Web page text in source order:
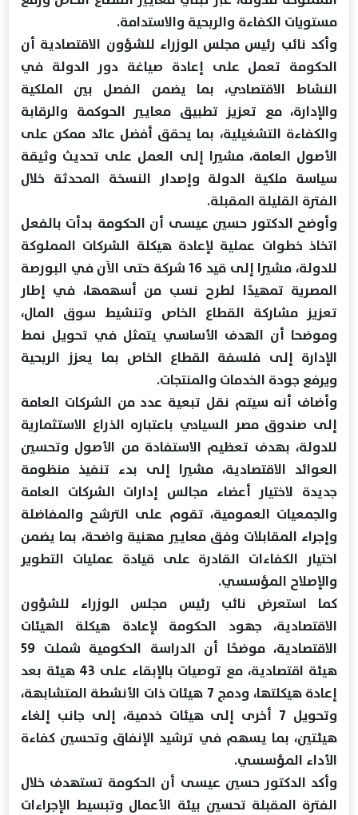
مستويات الكفاءة والربحية والاستدامة.
وأكد نائب رئيس مجلس الوزراء للشؤون الاقتصادية أن
الحكومة تعمل على إعادة صياغة دور الدولة في
النشاط الاقتصادي، بما يضمن الفصل بين الملكية
والإدارة، مع تعزيز تطبيق معايير الحوكمة والرقابة
والكفاءة التشغيلية، بما يحقق أفضل عائد ممكن على
الأصول العامة، مشيرا إلى العمل على تحديث وثيقة
سياسة ملكية الدولة وإصدار النسخة المحدثة خلال
الفترة القليلة المقبلة.
وأوضح الدكتور حسين عيسى أن الحكومة بدأت بالفعل
اتخاذ خطوات عملية لإعادة هيكلة الشركات المملوكة
للدولة، مشيرا إلى قيد 16 شركة حتى الآن في البورصة
المصرية تمهيدًا لطرح نسب من أسهمها، في إطار
تعزيز مشاركة القطاع الخاص وتنشيط سوق المال،
وموضحا أن الهدف الأساسي يتمثل في تحويل نمط
الإدارة إلى فلسفة القطاع الخاص بما يعزز الربحية
ويرفع جودة الخدمات والمنتجات.
وأضاف أنه سيتم نقل تبعية عدد من الشركات العامة
إلى صندوق مصر السيادي باعتباره الذراع الاستثمارية
للدولة، بهدف تعظيم الاستفادة من الأصول وتحسين
العوائد الاقتصادية، مشيرا إلى بدء تنفيذ منظومة
جديدة لاختيار أعضاء مجالس إدارات الشركات العامة
والجمعيات العمومية، تقوم على الترشح والمفاضلة
وإجراء المقابلات وفق معايير مهنية واضحة، بما يضمن
اختيار الكفاءات القادرة على قيادة عمليات التطوير
والإصلاح المؤسسي.
كما استعرض نائب رئيس مجلس الوزراء للشؤون
الاقتصادية، جهود الحكومة لإعادة هيكلة الهيئات
الاقتصادية، موضحًا أن الدراسة الحكومية شملت 59
هيئة اقتصادية، مع توصيات بالإبقاء على 43 هيئة بعد
إعادة هيكلتها، ودمج 7 هيئات ذات الأنشطة المتشابهة،
وتحويل 7 أخرى إلى هيئات خدمية، إلى جانب إلغاء
هيئتين، بما يسهم في ترشيد الإنفاق وتحسين كفاءة
الأداء المؤسسي.
وأكد الدكتور حسين عيسى أن الحكومة تستهدف خلال
الفترة المقبلة تحسين بيئة الأعمال وتبسيط الإجراءات